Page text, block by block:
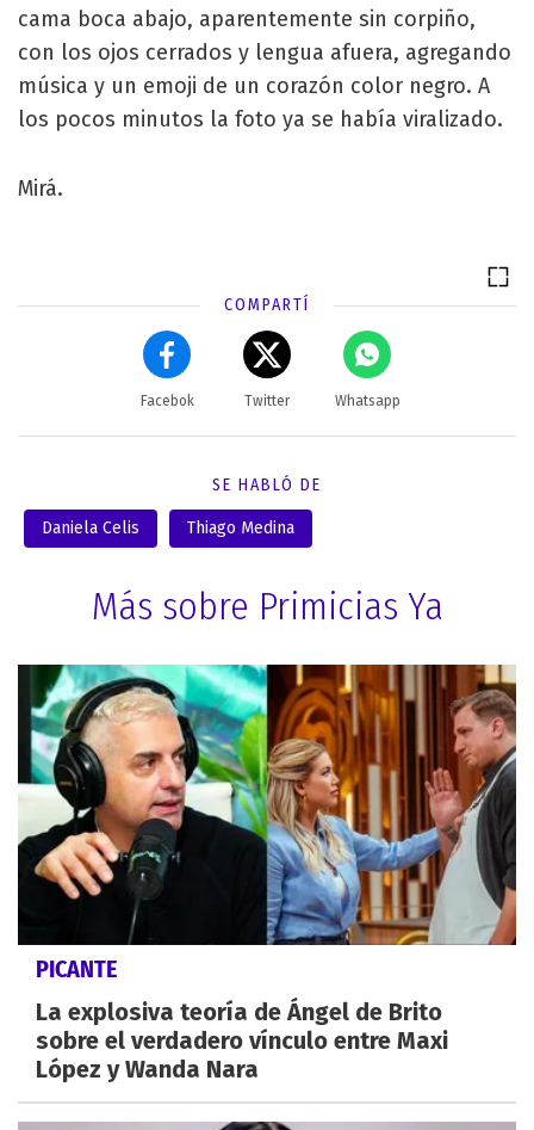
cama boca abajo, aparentemente sin corpiño,
con los ojos cerrados y lengua afuera, agregando
música y un emoji de un corazón color negro. A
los pocos minutos la foto ya se había viralizado.
Mirá.
COMPARTÍ
Facebok Twitter Whatsapp
SE HABLÓ DE
Daniela Celis Thiago Medina
Más sobre Primicias Ya
PICANTE
La explosiva teoría de Ángel de Brito
sobre el verdadero vínculo entre Maxi
López y Wanda Nara